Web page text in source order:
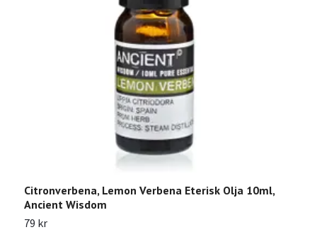
Citronverbena, Lemon Verbena Eterisk Olja 10ml,
Ancient Wisdom
79 kr